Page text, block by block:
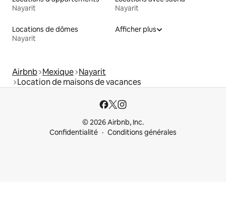
Nayarit
Nayarit
Locations de dômes
Nayarit
Afficher plus
Airbnb Mexique Nayarit
Location de maisons de vacances
© 2026 Airbnb, Inc.
Confidentialité
Conditions générales